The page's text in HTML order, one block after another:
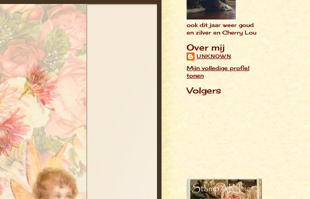
ook dit jaar weer goud
en zilver en Cherry Lou
Over mij
UNKNOWN
Mijn volledige profiel
tonen
Volgers